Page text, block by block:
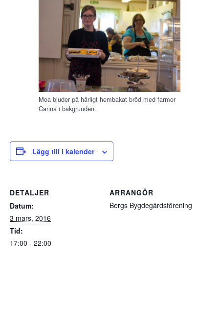
Moa bjuder på härligt hembakat bröd med farmor
Carina i bakgrunden.
Lägg till i kalender
DETALJER
Datum:
3 mars, 2016
Tid:
17:00 - 22:00
ARRANGÖR
Bergs Bygdegårdsförening